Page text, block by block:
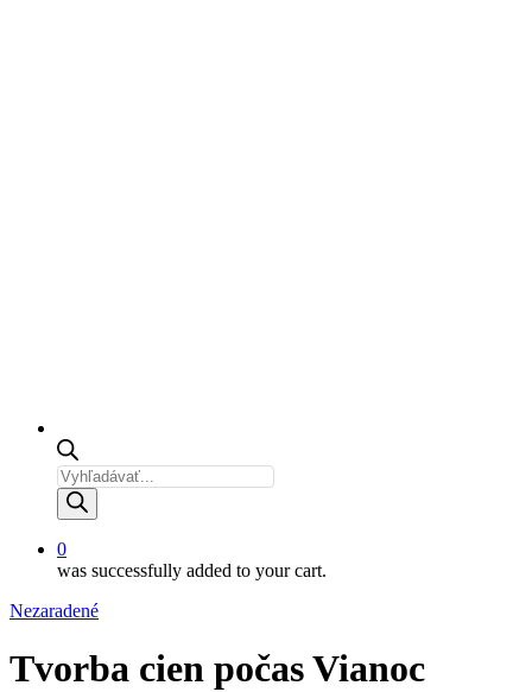
Products
search
0
was successfully added to your cart.
Nezaradené
Tvorba cien počas Vianoc